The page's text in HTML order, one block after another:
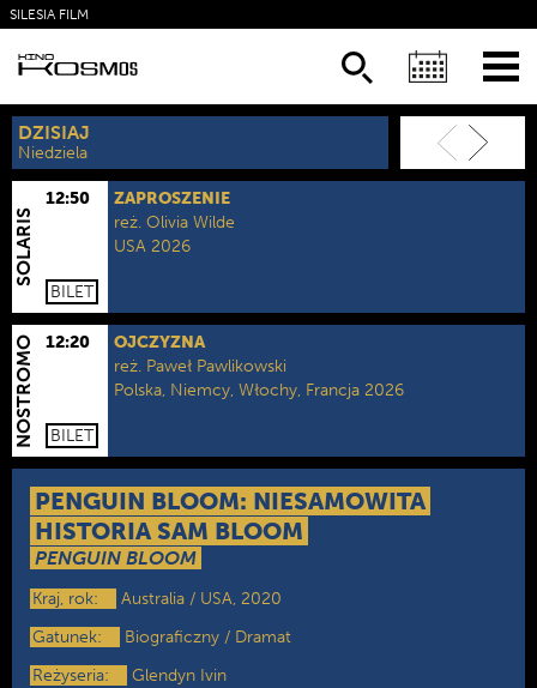
SILESIA FILM
KSIĄŻKI
NEWSLETTER
DZISIAJ
Niedziela
JUTRO
Poniedziałek
SOLARIS
12:50
BILET
ZAPROSZENIE
reż. Olivia Wilde
USA 2026
NOSTROMO 12:20
BILET
OJCZYZNA
reż. Paweł Pawlikowski
Polska, Niemcy, Włochy, Francja 2026
PENGUIN BLOOM: NIESAMOWITA
HISTORIA SAM BLOOM
PENGUIN BLOOM
Kraj, rok:
Australia / USA, 2020
Gatunek:
Biograficzny / Dramat
Reżyseria:
Glendyn Ivin